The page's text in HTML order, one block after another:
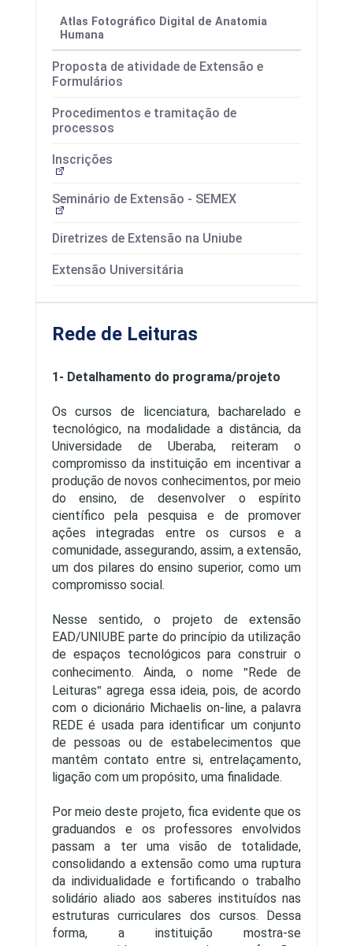
Atlas Fotográfico Digital de Anatomia
Humana
Proposta de atividade de Extensão e
Formulários
Procedimentos e tramitação de
processos
Inscrições
Seminário de Extensão - SEMEX
Diretrizes de Extensão na Uniube
Extensão Universitária
Rede de Leituras
1- Detalhamento do programa/projeto
Os cursos de licenciatura, bacharelado e
tecnológico, na modalidade a distância, da
Universidade de Uberaba, reiteram o
compromisso da instituição em incentivar a
produção de novos conhecimentos, por meio
do ensino, de desenvolver o espírito
científico pela pesquisa e de promover
ações integradas entre os cursos e a
comunidade, assegurando, assim, a extensão,
um dos pilares do ensino superior, como um
compromisso social.
Nesse sentido, o projeto de extensão
EAD/UNIUBE parte do princípio da utilização
de espaços tecnológicos para construir o
conhecimento. Ainda, o nome
Rede de
Leituras
agrega essa ideia, pois, de acordo
com o dicionário Michaelis on-line, a palavra
REDE é usada para identificar um conjunto
de pessoas ou de estabelecimentos que
mantêm contato entre si, entrelaçamento,
ligação com um propósito, uma finalidade.
Por meio deste projeto, fica evidente que os
graduandos e os professores envolvidos
passam a ter uma visão de totalidade,
consolidando a extensão como uma ruptura
da individualidade e fortificando o trabalho
solidário aliado aos saberes instituídos nas
estruturas curriculares dos cursos. Dessa
forma, a instituição mostra-se